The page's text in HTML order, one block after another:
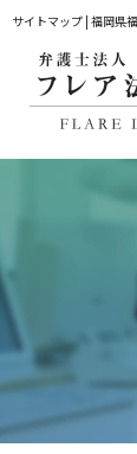
サイトマップ | 福岡県